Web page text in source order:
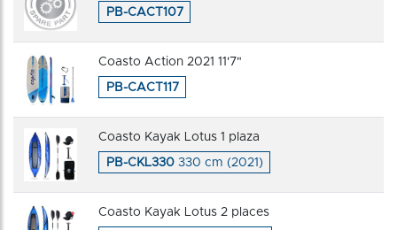
PB-CACT107
Coasto Action 2021 11'7"
PB-CACT117
Coasto Kayak Lotus 1 plaza
PB-CKL330 330 cm (2021)
Coasto Kayak Lotus 2 places